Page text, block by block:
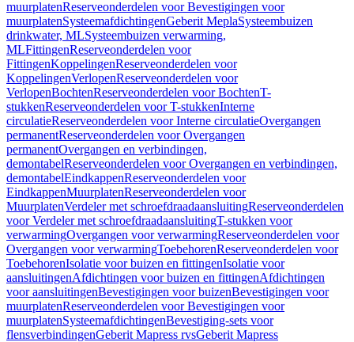
muurplatenReserveonderdelen voor Bevestigingen voor
muurplatenSysteemafdichtingenGeberit MeplaSysteembuizen
drinkwater, MLSysteembuizen verwarming,
MLFittingenReserveonderdelen voor
FittingenKoppelingenReserveonderdelen voor
KoppelingenVerlopenReserveonderdelen voor
VerlopenBochtenReserveonderdelen voor BochtenT-
stukkenReserveonderdelen voor T-stukkenInterne
circulatieReserveonderdelen voor Interne circulatieOvergangen
permanentReserveonderdelen voor Overgangen
permanentOvergangen en verbindingen,
demontabelReserveonderdelen voor Overgangen en verbindingen,
demontabelEindkappenReserveonderdelen voor
EindkappenMuurplatenReserveonderdelen voor
MuurplatenVerdeler met schroefdraadaansluitingReserveonderdelen
voor Verdeler met schroefdraadaansluitingT-stukken voor
verwarmingOvergangen voor verwarmingReserveonderdelen voor
Overgangen voor verwarmingToebehorenReserveonderdelen voor
ToebehorenIsolatie voor buizen en fittingenIsolatie voor
aansluitingenAfdichtingen voor buizen en fittingenAfdichtingen
voor aansluitingenBevestigingen voor buizenBevestigingen voor
muurplatenReserveonderdelen voor Bevestigingen voor
muurplatenSysteemafdichtingenBevestiging-sets voor
flensverbindingenGeberit Mapress rvsGeberit Mapress